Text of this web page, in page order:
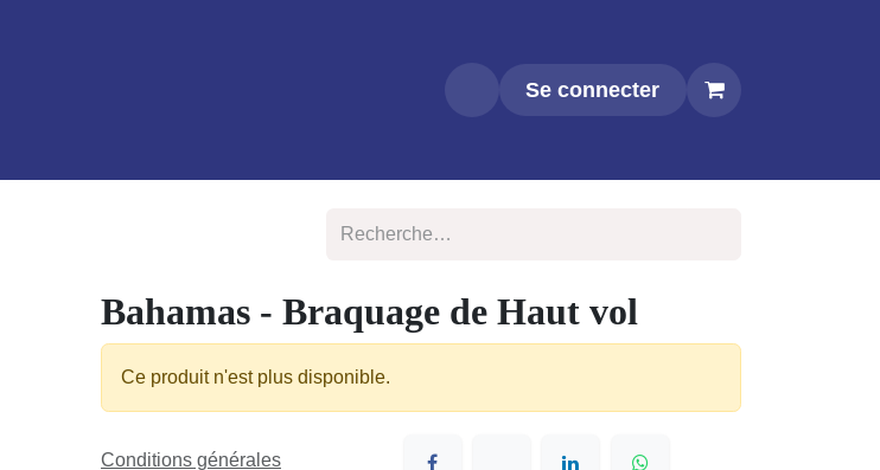
Se connecter
Bahamas - Braquage de Haut vol
Ce produit n'est plus disponible.
Conditions générales